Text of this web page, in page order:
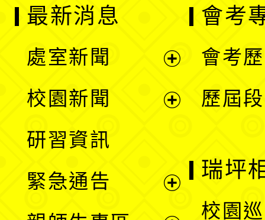
最新消息
處室新聞
單
校園新聞
選
研習資訊
緊急通告
會考
會考
歷屆
瑞坪
校園